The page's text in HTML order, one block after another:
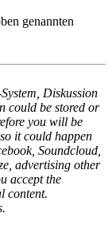
genannten
Diskussion
could be stored or
you will be
it could happen
Soundcloud,
advertising other
accept the
content.